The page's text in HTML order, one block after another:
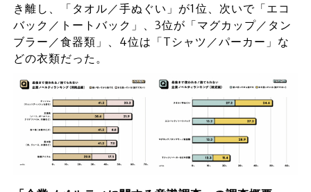
き離し、「タオル／手ぬぐい」が1位、次いで「エコ
バック／トートバック」、3位が「マグカップ／タン
ブラー／食器類」、4位は「Tシャツ／パーカー」な
どの衣類だった。